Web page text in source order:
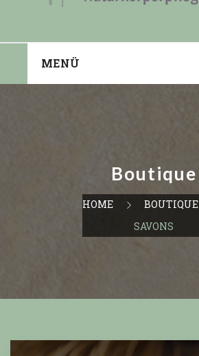
MENÜ
Boutique
HOME
BOUTIQUE
SAVONS